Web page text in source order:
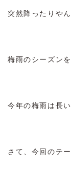
突然降ったりや
梅雨のシーズン
今年の梅雨は長
さて、今回のテ